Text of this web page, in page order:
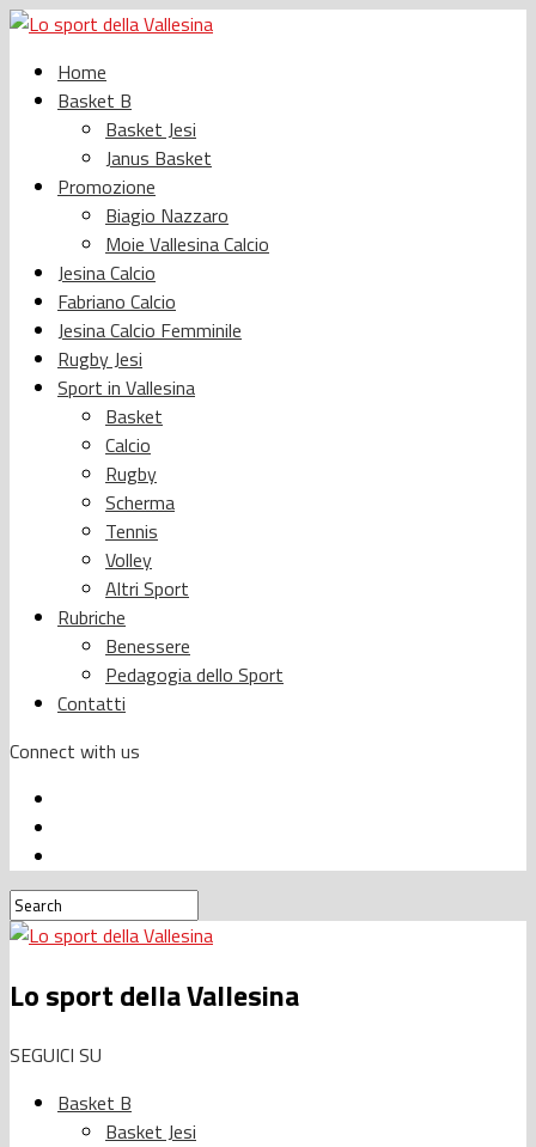
Home
Basket B
Basket Jesi
Janus Basket
Promozione
Biagio Nazzaro
Moie Vallesina Calcio
Jesina Calcio
Fabriano Calcio
Jesina Calcio Femminile
Rugby Jesi
Sport in Vallesina
Basket
Calcio
Rugby
Scherma
Tennis
Volley
Altri Sport
Rubriche
Benessere
Pedagogia dello Sport
Contatti
Connect with us
Lo sport della Vallesina
SEGUICI SU
Basket B
Basket Jesi